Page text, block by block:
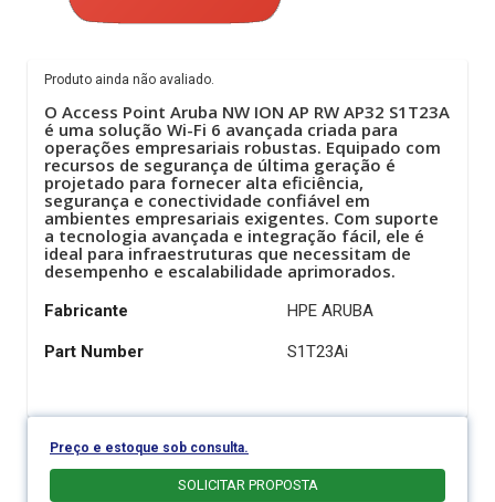
Produto ainda não avaliado.
O Access Point Aruba NW ION AP RW AP32 S1T23A
é uma solução Wi-Fi 6 avançada criada para
operações empresariais robustas. Equipado com
recursos de segurança de última geração é
projetado para fornecer alta eficiência,
segurança e conectividade confiável em
ambientes empresariais exigentes. Com suporte
a tecnologia avançada e integração fácil, ele é
ideal para infraestruturas que necessitam de
desempenho e escalabilidade aprimorados.
Fabricante HPE ARUBA
Part Number S1T23Ai
Preço e estoque sob consulta.
SOLICITAR PROPOSTA